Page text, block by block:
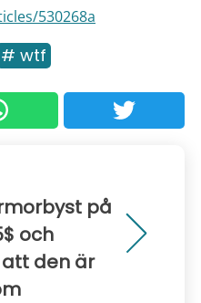
530268a
# wtf
på
och
den är